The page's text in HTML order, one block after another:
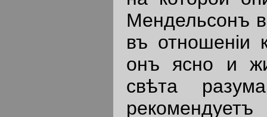
Мендельсонъ
въ отношенiи
онъ ясно и
свѣта